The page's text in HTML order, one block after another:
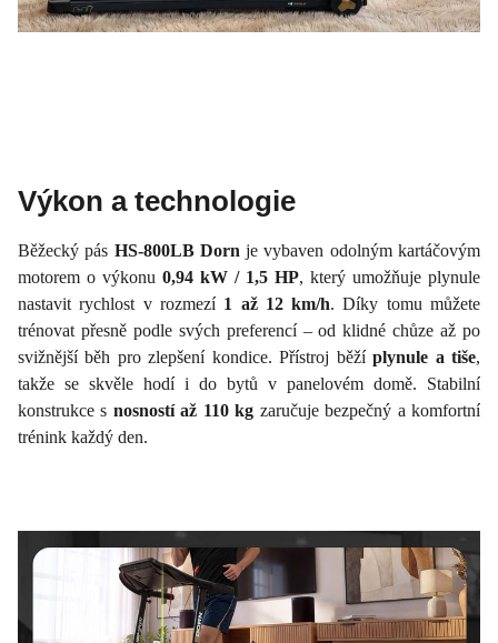
Výkon a technologie
Běžecký pás HS-800LB Dorn je vybaven odolným kartáčovým
motorem o výkonu 0,94 kW / 1,5 HP, který umožňuje plynule
nastavit rychlost v rozmezí 1 až 12 km/h. Díky tomu můžete
trénovat přesně podle svých preferencí – od klidné chůze až po
svižnější běh pro zlepšení kondice. Přístroj běžíplynule a tiše,
takže se skvěle hodí i do bytů v panelovém domě. Stabilní
konstrukce s nosností až 110 kg zaručuje bezpečný a komfortní
trénink každý den.